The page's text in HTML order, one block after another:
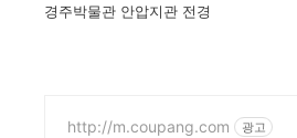
경주박물관 안압지관 전경
http://m.coupang.com 광고